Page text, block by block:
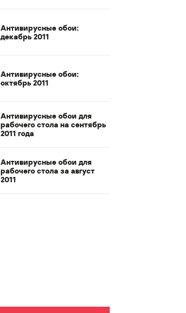
Антивирусные обои:
декабрь 2011
Антивирусные обои:
октябрь 2011
Антивирусные обои для
рабочего стола на сентябрь
2011 года
Антивирусные обои для
рабочего стола за август
2011